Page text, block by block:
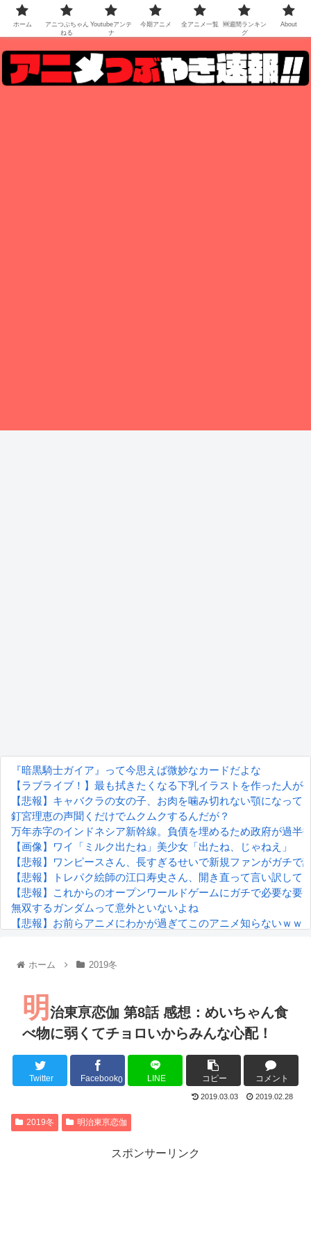
『暗黒騎士ガイア』って今思えば微妙なカードだよな
【ラブライブ！】最も拭きたくなる下乳イラストを作った人が
【悲報】キャバクラの女の子、お肉を噛み切れない顎になって
釘宮理恵の声聞くだけでムクムクするんだが？
万年赤字のインドネシア新幹線。負債を埋めるため政府が過半
【画像】ワイ「ミルク出たね」美少女「出たね、じゃねえ」
【悲報】ワンピースさん、長すぎるせいで新規ファンがガチで
【悲報】トレパク絵師の江口寿史さん、開き直って言い訳して
【悲報】これからのオープンワールドゲームにガチで必要な要
無双するガンダムって意外といないよね
【悲報】お前らアニメにわかが過ぎてこのアニメ知らないｗｗ
『進撃の巨人』で一番面白いところってｗｗｗｗｗ
るろうに剣心 -明治剣客浪漫譚- 京都動乱 第33話の感想
同盟、帝国、フェザーン。生まれるなら何処がいいか問題！
ホーム 2019冬
明 治東亰恋伽 第8話 感想：めいちゃん食
べ物に弱くてチョロいからみんな心配！
Twitter Facebook0 LINE コピー コメント
2019.03.03 2019.02.28
2019冬 明治東亰恋伽
スポンサーリンク
ホーム
アニつぶちゃん
ねる
Youtubeアンテ
ナ
今期アニメ 全アニメ一覧
🆕週間ランキン
グ
About